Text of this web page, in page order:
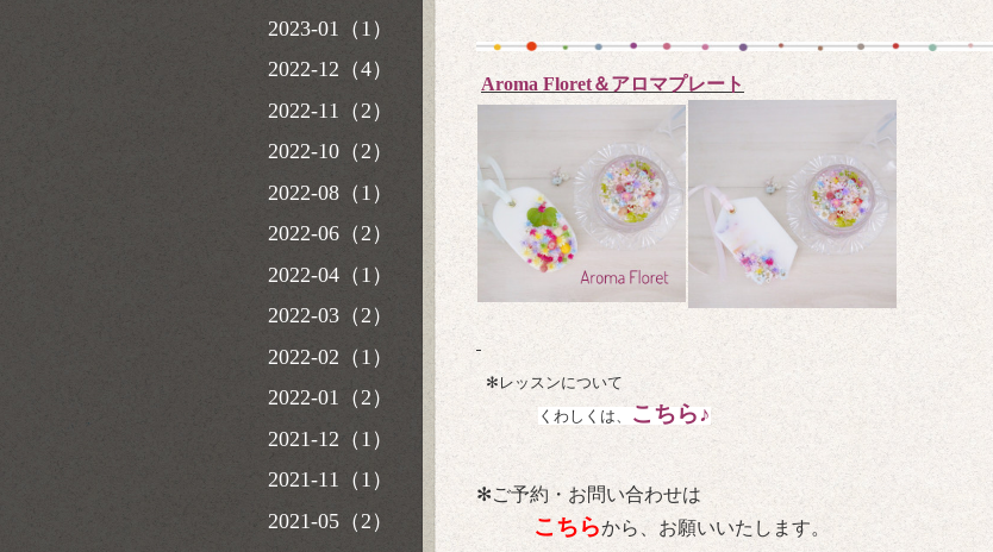
Aroma Floret＆アロマプレート
✻レッスンについて
くわしくは、
こちら♪
✻ご予約・お問い合わせは
こちらから、お願いいたします。
2023-01（1）
2022-12（4）
2022-11（2）
2022-10（2）
2022-08（1）
2022-06（2）
2022-04（1）
2022-03（2）
2022-02（1）
2022-01（2）
2021-12（1）
2021-11（1）
2021-05（2）